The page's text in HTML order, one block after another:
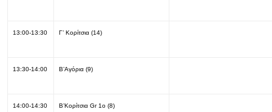
13:00-13:30 Γ’ Κορίτσια (14)
13:30-14:00 Β’Αγόρια (9)
14:00-14:30 Β’Κορίτσια Gr 1o (8)